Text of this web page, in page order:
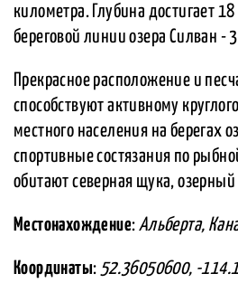
километра. Глубина достигает
береговой линии озера Силван -
Прекрасное расположение и
способствуют активному
местного населения на берегах
спортивные состязания по
обитают северная щука,
Местонахождение: Альберта,
Координаты: 52.36050600, -